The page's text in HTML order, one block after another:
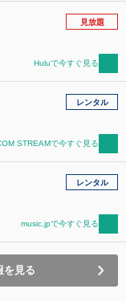
見放題
Huluで今すぐ見る
レンタル
STREAMで今すぐ見る
レンタル
music.jpで今すぐ見る
を見る